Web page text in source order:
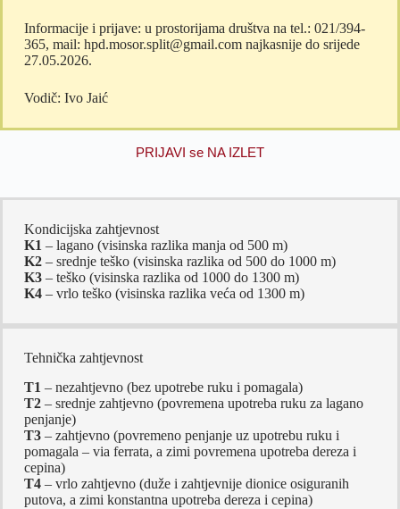
Informacije i prijave: u prostorijama društva na tel.: 021/394-
365, mail: hpd.mosor.split@gmail.com najkasnije do srijede
27.05.2026.
Vodič: Ivo Jaić
PRIJAVI se NA IZLET
Kondicijska zahtjevnost
K1 – lagano (visinska razlika manja od 500 m)
K2 – srednje teško (visinska razlika od 500 do 1000 m)
K3 – teško (visinska razlika od 1000 do 1300 m)
K4 – vrlo teško (visinska razlika veća od 1300 m)
Tehnička zahtjevnost
T1 – nezahtjevno (bez upotrebe ruku i pomagala)
T2 – srednje zahtjevno (povremena upotreba ruku za lagano
penjanje)
T3 – zahtjevno (povremeno penjanje uz upotrebu ruku i
pomagala – via ferrata, a zimi povremena upotreba dereza i
cepina)
T4 – vrlo zahtjevno (duže i zahtjevnije dionice osiguranih
putova, a zimi konstantna upotreba dereza i cepina)